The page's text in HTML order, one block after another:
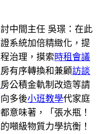
中間主任 吳璟：在此
系統加倍精緻化，提
治理，摸索時租會議
有序轉換和兼顧訪談
房公積金軌制改造等請
多後小班教學代家庭
意味著，「張水瓶！
噸級物質力學抗衡！